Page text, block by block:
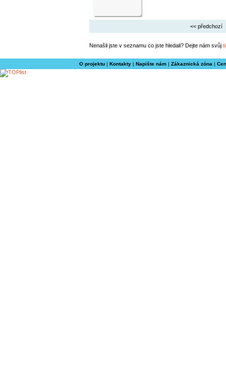
<< předchozí
Nenašli jste v seznamu co jste hledali? Dejte nám svůj
O projektu| Kontakty| Napište nám| Zákaznická zóna |